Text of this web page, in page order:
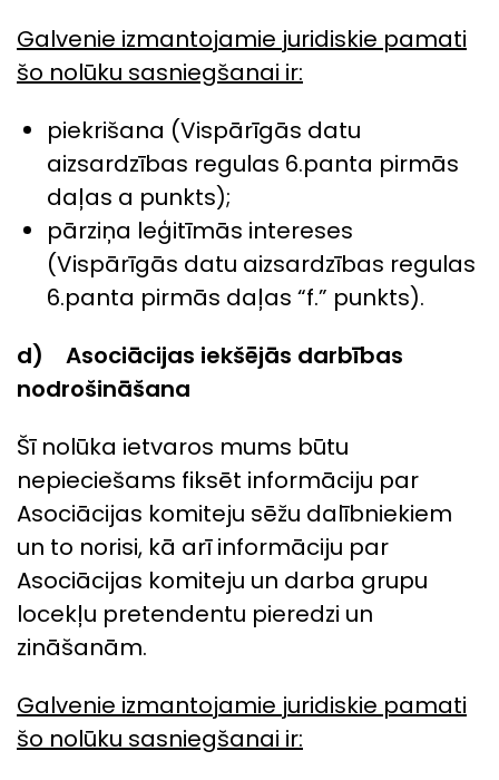
Galvenie izmantojamie juridiskie pamati
šo nolūku sasniegšanai ir:
piekrišana (Vispārīgās datu
aizsardzības regulas 6.panta pirmās
daļas a punkts);
pārziņa leģitīmās intereses
(Vispārīgās datu aizsardzības regulas
6.panta pirmās daļas “f.” punkts).
d) Asociācijas iekšējās darbības
nodrošināšana
Šī nolūka ietvaros mums būtu
nepieciešams fiksēt informāciju par
Asociācijas komiteju sēžu dalībniekiem
un to norisi, kā arī informāciju par
Asociācijas komiteju un darba grupu
locekļu pretendentu pieredzi un
zināšanām.
Galvenie izmantojamie juridiskie pamati
šo nolūku sasniegšanai ir: